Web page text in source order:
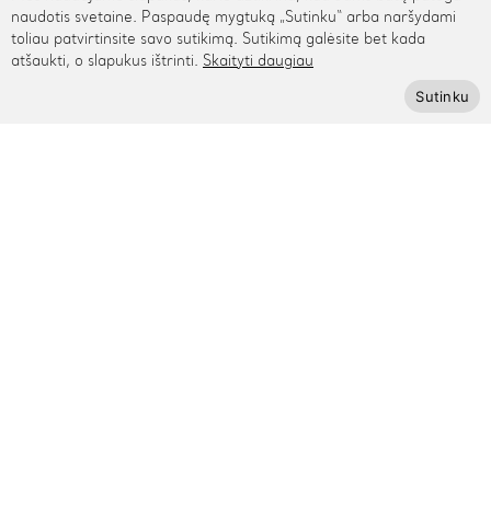
Rygos g. 48, Vilnius
+370 615 95895
naudotis svetaine. Paspaudę mygtuką „Sutinku“ arba naršydami
toliau patvirtinsite savo sutikimą. Sutikimą galėsite bet kada
atšaukti, o slapukus ištrinti. Skaityti daugiau
Sutinku